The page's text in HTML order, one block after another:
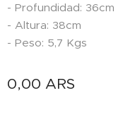
- Profundidad: 36cm
- Altura: 38cm
- Peso: 5,7 Kgs
0,00 ARS